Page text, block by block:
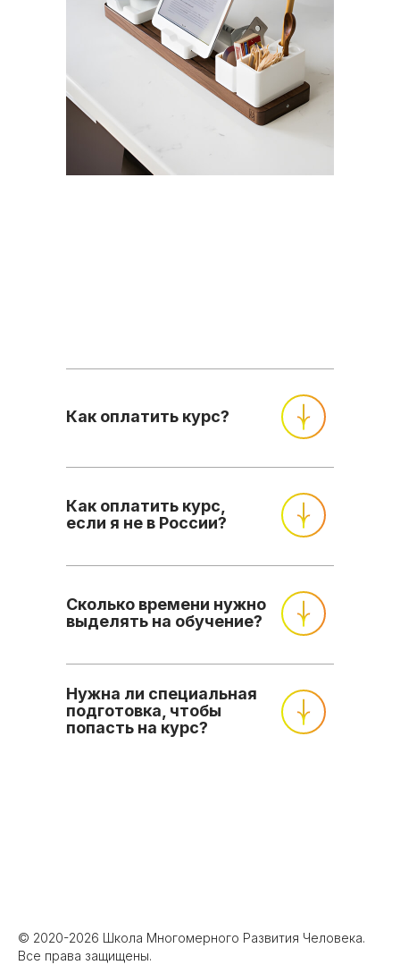
Как оплатить курс?
Как оплатить курс,
если я не в России?
Сколько времени нужно
выделять на обучение?
Нужна ли специальная
подготовка, чтобы
попасть на курс?
© 2020-2026 Школа Многомерного Развития Человека.
Все права защищены.